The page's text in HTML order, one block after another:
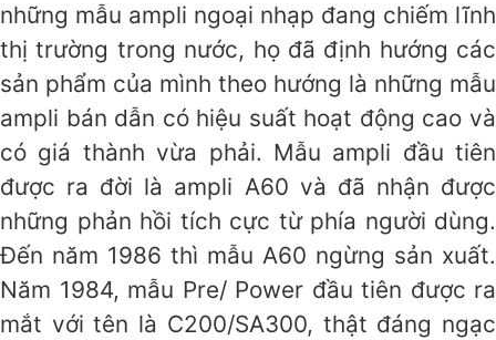
những mẫu ampli ngoại nhạp đang chiếm lĩnh
thị trường trong nước, họ đã định hướng các
sản phẩm của mình theo hướng là những mẫu
ampli bán dẫn có hiệu suất hoạt động cao và
có giá thành vừa phải. Mẫu ampli đầu tiên
được ra đời là ampli A60 và đã nhận được
những phản hồi tích cực từ phía người dùng.
Đến năm 1986 thì mẫu A60 ngừng sản xuất.
Năm 1984, mẫu Pre/ Power đầu tiên được ra
mắt với tên là C200/SA300, thật đáng ngạc